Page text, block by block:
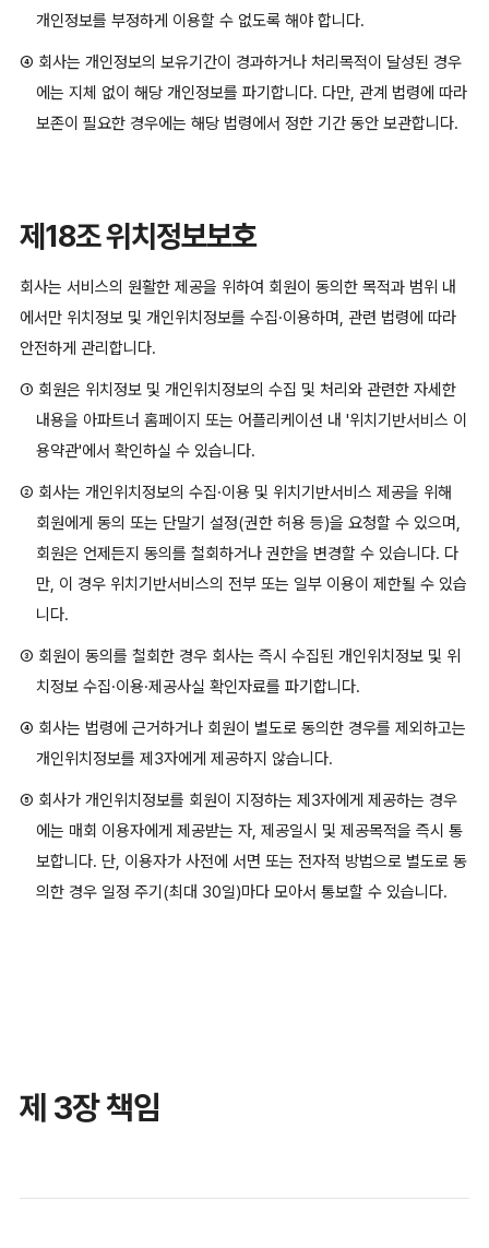
개인정보를 부정하게 이용할 수 없도록 해야 합니다.
④ 회사는 개인정보의 보유기간이 경과하거나 처리목적이 달성된 경우
에는 지체 없이 해당 개인정보를 파기합니다. 다만, 관계 법령에 따라
보존이 필요한 경우에는 해당 법령에서 정한 기간 동안 보관합니다.
제18조 위치정보보호
회사는 서비스의 원활한 제공을 위하여 회원이 동의한 목적과 범위 내
에서만 위치정보 및 개인위치정보를 수집·이용하며, 관련 법령에 따라
안전하게 관리합니다.
① 회원은 위치정보 및 개인위치정보의 수집 및 처리와 관련한 자세한
내용을 아파트너 홈페이지 또는 어플리케이션 내 '위치기반서비스 이
용약관'에서 확인하실 수 있습니다.
② 회사는 개인위치정보의 수집·이용 및 위치기반서비스 제공을 위해
회원에게 동의 또는 단말기 설정(권한 허용 등)을 요청할 수 있으며,
회원은 언제든지 동의를 철회하거나 권한을 변경할 수 있습니다. 다
만, 이 경우 위치기반서비스의 전부 또는 일부 이용이 제한될 수 있습
니다.
③ 회원이 동의를 철회한 경우 회사는 즉시 수집된 개인위치정보 및 위
치정보 수집·이용·제공사실 확인자료를 파기합니다.
④ 회사는 법령에 근거하거나 회원이 별도로 동의한 경우를 제외하고는
개인위치정보를 제3자에게 제공하지 않습니다.
⑤ 회사가 개인위치정보를 회원이 지정하는 제3자에게 제공하는 경우
에는 매회 이용자에게 제공받는 자, 제공일시 및 제공목적을 즉시 통
보합니다. 단, 이용자가 사전에 서면 또는 전자적 방법으로 별도로 동
의한 경우 일정 주기(최대 30일)마다 모아서 통보할 수 있습니다.
제 3장 책임